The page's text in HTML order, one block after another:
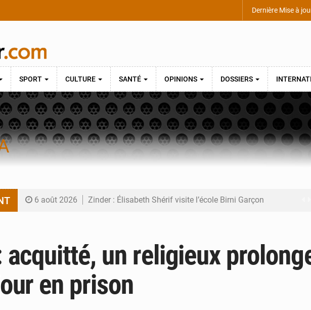
Dernière Mise à
SPORT CULTURE SANTÉ OPINIONS DOSSIERS
6 août 2026 Zinder : Élisabeth Shérif visite l’école Birni Garçon
6 août 2026 Niger : Bilan à mi-parcours du Programme de Refondation
6 août 2026 Chasse aux gabegies à Niamey : 74 milliards de FCFA recouvrés par la COLDEFF
5 août 2026 Tibiri : le dialogue, nouveau terrain de jeu pour la paix
acquitté, un religieux
en prison